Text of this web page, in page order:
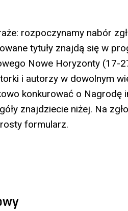
rozpoczynamy nabór
tytuły znajdą się w
Nowe Horyzonty (17-
i autorzy w dowolnym
konkurować o Nagrodę
znajdziecie niżej. Na
formularz.